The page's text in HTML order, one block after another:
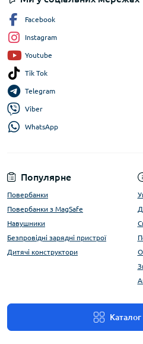
Популярне
Повербанки
Повербанки з MagSafe
Навушники
Безпровідні зарядні пристрої
Дитячі конструктори
Каталог
Facebook
Instagram
Youtube
Tik Tok
Telegram
Viber
WhatsApp